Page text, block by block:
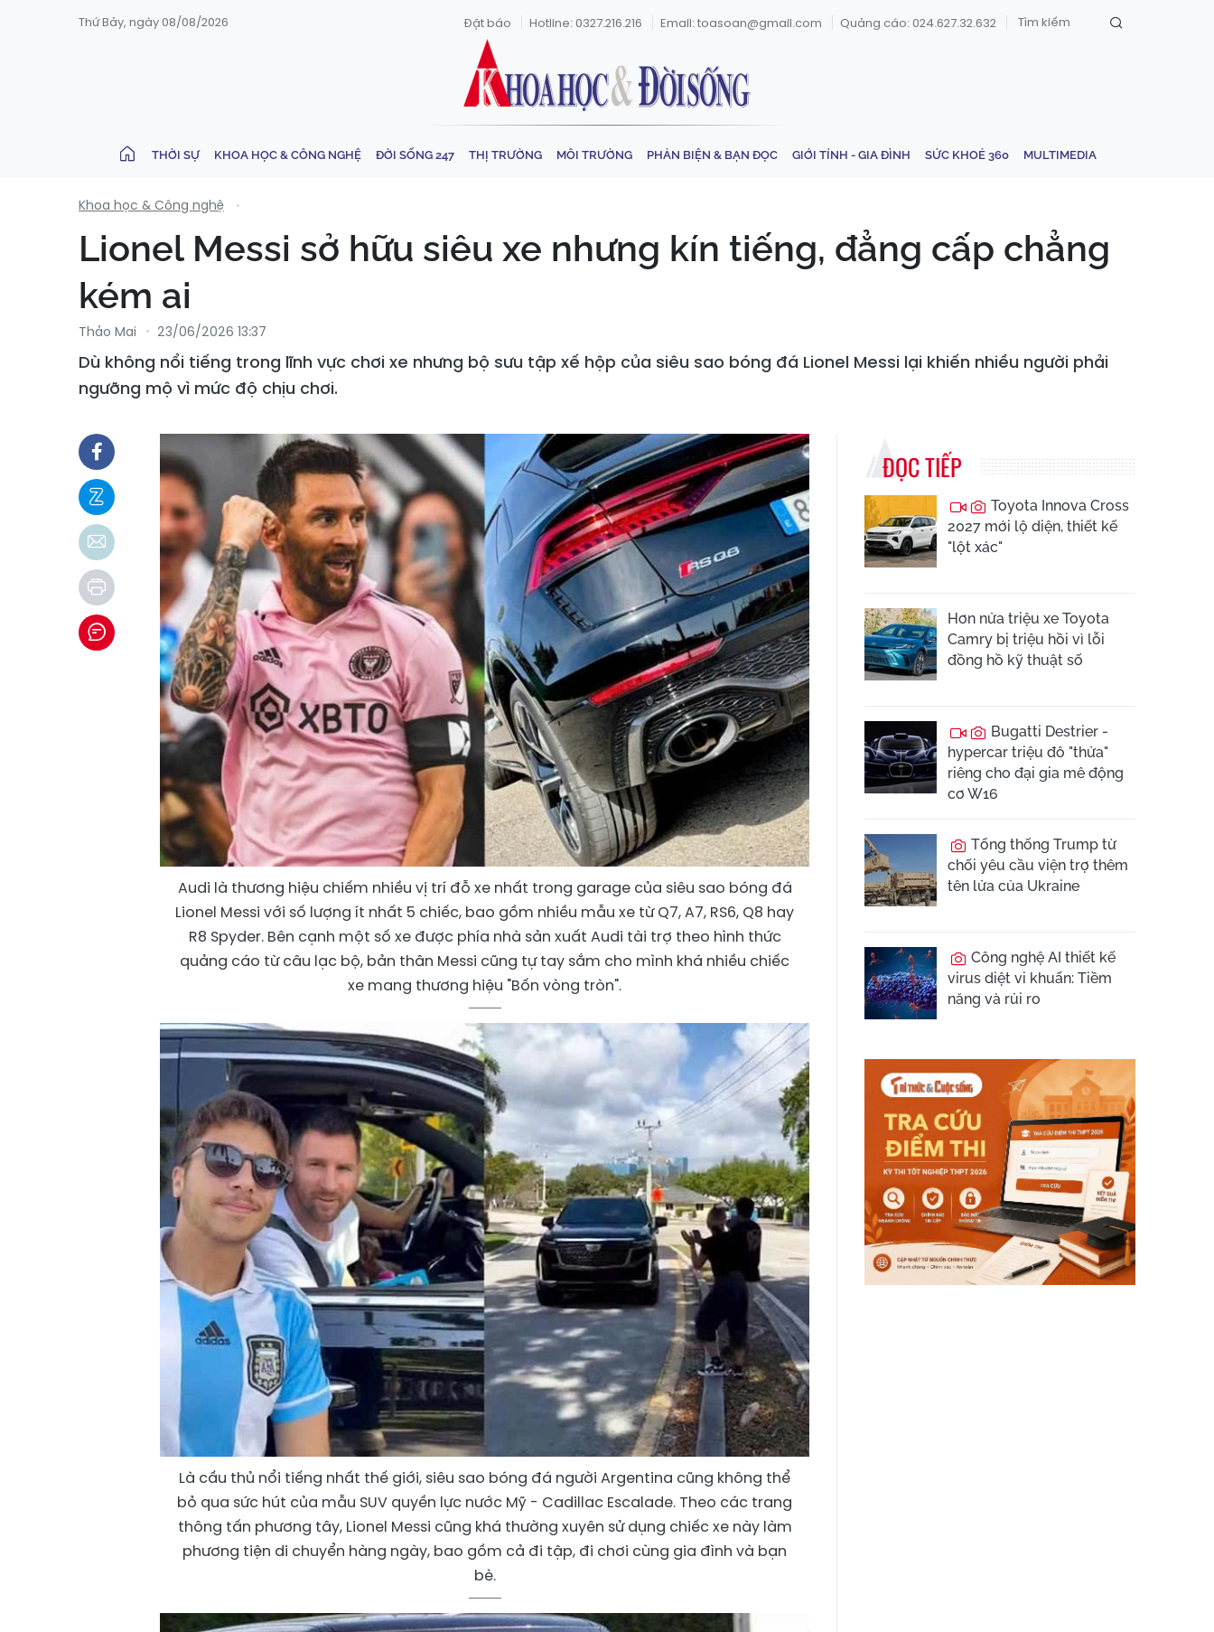
Thứ Bảy, ngày 08/08/2026 Đặt báo Hotline: 0327.216.216 Email: toasoan@gmail.com Quảng cáo: 024.627.32.632
THỜI SỰ KHOA HỌC & CÔNG NGHỆ ĐỜI SỐNG 247 THỊ TRƯỜNG MÔI TRƯỜNG PHẢN BIỆN & BẠN ĐỌC GIỚI TÍNH - GIA ĐÌNH SỨC KHOẺ 360 MULTIMEDIA
Khoa học & Công nghệ
Lionel Messi sở hữu siêu xe nhưng kín tiếng, đẳng cấp chẳng
kém ai
Thảo Mai 23/06/2026 13:37
Dù không nổi tiếng trong lĩnh vực chơi xe nhưng bộ sưu tập xế hộp của siêu sao bóng đá Lionel Messi lại khiến nhiều người phải
ngưỡng mộ vì mức độ chịu chơi.
Audi là thương hiệu chiếm nhiều vị trí đỗ xe nhất trong garage của siêu sao bóng đá
Lionel Messi với số lượng ít nhất 5 chiếc, bao gồm nhiều mẫu xe từ Q7, A7, RS6, Q8 hay
R8 Spyder. Bên cạnh một số xe được phía nhà sản xuất Audi tài trợ theo hình thức
quảng cáo từ câu lạc bộ, bản thân Messi cũng tự tay sắm cho mình khá nhiều chiếc
xe mang thương hiệu "Bốn vòng tròn".
Là cầu thủ nổi tiếng nhất thế giới, siêu sao bóng đá người Argentina cũng không thể
bỏ qua sức hút của mẫu SUV quyền lực nước Mỹ - Cadillac Escalade. Theo các trang
thông tấn phương tây, Lionel Messi cũng khá thường xuyên sử dụng chiếc xe này làm
phương tiện di chuyển hàng ngày, bao gồm cả đi tập, đi chơi cùng gia đình và bạn
bè.
ĐỌC TIẾP
Toyota Innova Cross
2027 mới lộ diện, thiết kế
"lột xác"
Hơn nửa triệu xe Toyota
Camry bị triệu hồi vì lỗi
đồng hồ kỹ thuật số
Bugatti Destrier -
hypercar triệu đô "thửa"
riêng cho đại gia mê động
cơ W16
Tổng thống Trump từ
chối yêu cầu viện trợ thêm
tên lửa của Ukraine
Công nghệ AI thiết kế
virus diệt vi khuẩn: Tiềm
năng và rủi ro